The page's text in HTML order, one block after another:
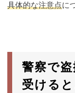
具体的な注意点に
警察で
受ける